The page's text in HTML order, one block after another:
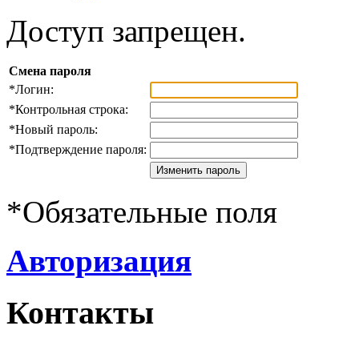
Доступ запрещен.
Смена пароля
*Логин:
*Контрольная строка:
*Новый пароль:
*Подтверждение пароля:
*Обязательные поля
Авторизация
Контакты